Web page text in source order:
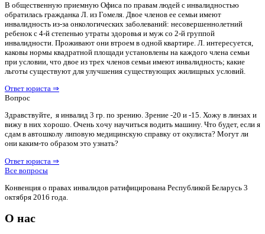
В общественную приемную Офиса по правам людей с инвалидностью
обратилась гражданка Л. из Гомеля. Двое членов ее семьи имеют
инвалидность из-за онкологических заболеваний: несовершеннолетний
ребенок с 4-й степенью утраты здоровья и муж со 2-й группой
инвалидности. Проживают они втроем в одной квартире. Л. интересуется,
каковы нормы квадратной площади установлены на каждого члена семьи
при условии, что двое из трех членов семьи имеют инвалидность; какие
льготы существуют для улучшения существующих жилищных условий.
Ответ юриста ⇒
Вопрос
Здравствуйте, я инвалид 3 гр. по зрению. Зрение -20 и -15. Хожу в линзах и
вижу в них хорошо. Очень хочу научиться водить машину. Что будет, если я
сдам в автошколу липовую медицинскую справку от окулиста? Могут ли
они каким-то образом это узнать?
Ответ юриста ⇒
Все вопросы
Конвенция о правах инвалидов ратифицирована Республикой Беларусь 3
октября 2016 года.
О нас